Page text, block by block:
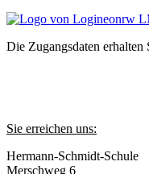
Die Zugangsdaten erhalten
Sie erreichen uns:
Hermann-Schmidt-Schule
Merschweg 6